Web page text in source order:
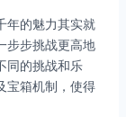
年的魅力其实就
步步挑战更高地
同的挑战和乐
宝箱机制，使得